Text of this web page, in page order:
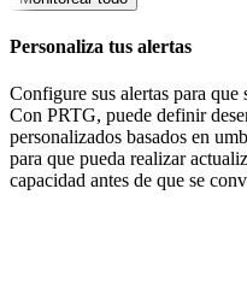
Personaliza tus alertas
Configure sus alertas para que
Con PRTG, puede definir
personalizados basados en
para que pueda realizar
capacidad antes de que se